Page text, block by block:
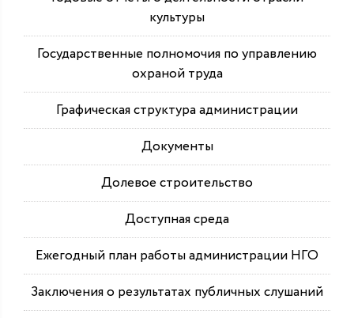
культуры
Государственные полномочия по управлению
охраной труда
Графическая структура администрации
Документы
Долевое строительство
Доступная среда
Ежегодный план работы администрации НГО
Заключения о результатах публичных слушаний